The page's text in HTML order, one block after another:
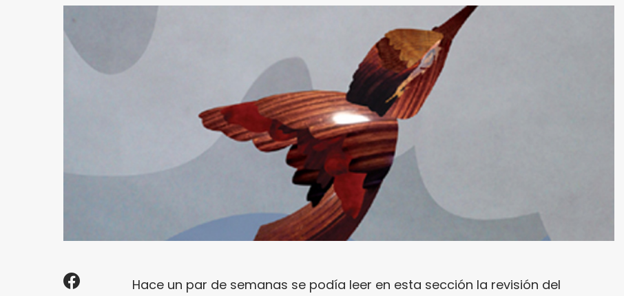
Hace un par de semanas se podía leer en esta sección la revisión del